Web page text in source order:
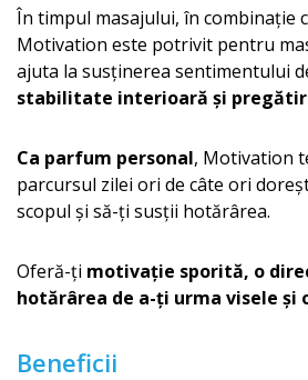
În timpul masajului, în combinație
Motivation este potrivit pentru
ajuta la susținerea sentimentului
stabilitate interioară și
Ca parfum personal, Motivation
parcursul zilei ori de câte ori
scopul și să-ți susții hotărârea.
Oferă-ți motivație sporită, o
hotărârea de a-ți urma visele și
Beneficii